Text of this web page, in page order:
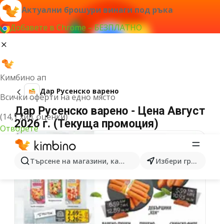
Актуални брошури винаги под ръка
Добавете в Chrome – БЕЗПЛАТНО
Кимбино ап
Всички оферти на едно място
(14,1 хил. оценки)
Отворете
Търсене на магазини, категории, продукти...Избери град
Дар Русенско варено
Дар Русенско варено - Цена Август
2026 г. (Текуща промоция)